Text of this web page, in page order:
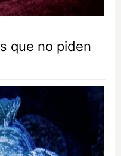
que no piden